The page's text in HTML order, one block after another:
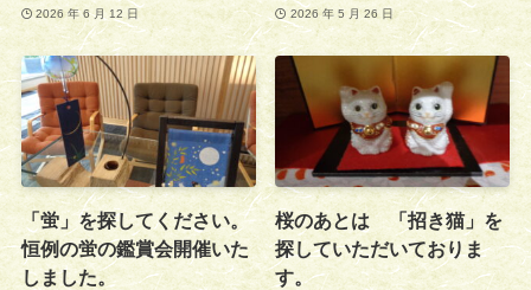
2026 年 6 月 12 日 2026 年 5 月 26 日
「蛍」を探してください。
恒例の蛍の鑑賞会開催いた
しました。
桜のあとは 「招き猫」を
探していただいておりま
す。